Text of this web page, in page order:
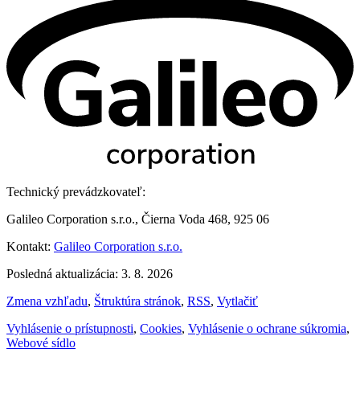
Technický prevádzkovateľ:
Galileo Corporation s.r.o., Čierna Voda 468, 925 06
Kontakt: Galileo Corporation s.r.o.
Posledná aktualizácia: 3. 8. 2026
Zmena vzhľadu, Štruktúra stránok, RSS, Vytlačiť
Vyhlásenie o prístupnosti, Cookies, Vyhlásenie o ochrane súkromia,
Webové sídlo